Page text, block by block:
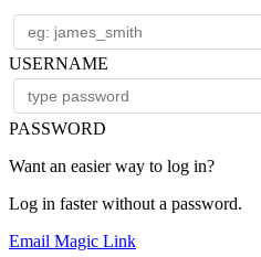
USERNAME
PASSWORD
Want an easier way to log in?
Log in faster without a password.
Email Magic Link